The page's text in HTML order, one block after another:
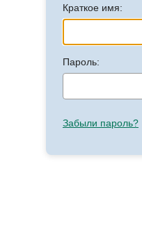
Краткое имя:
Пароль:
Забыли пароль?